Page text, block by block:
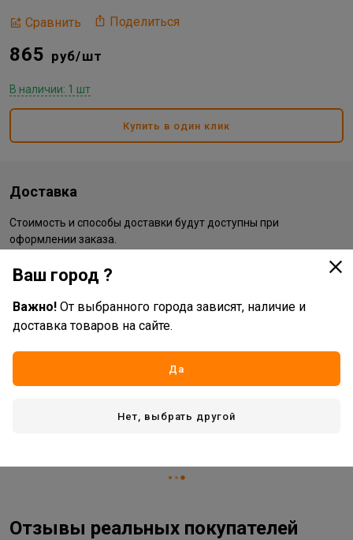
Сравнить Поделиться
865 руб/шт
В наличии: 1 шт
Купить в один клик
Доставка
Стоимость и способы доставки будут доступны при
оформлении заказа.
Характеристики
Основные
Бренд
Жизненный цикл номенклатуры
Отзывы реальных покупателей
Ваш город ?
Важно! От выбранного города зависят, наличие и
доставка товаров на сайте.
Да
Нет, выбрать другой